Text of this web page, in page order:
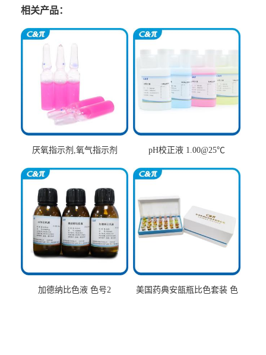
相关产品：
厌氧指示剂,氧气指示剂 pH校正液 1.00@25℃
加德纳比色液 色号2
美国药典安瓿瓶比色套装 色